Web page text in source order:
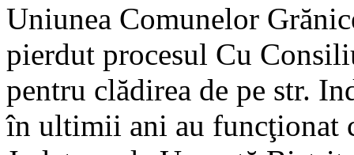
Uniunea Comunelor
pierdut procesul Cu
pentru clădirea de pe str.
în ultimii ani au funcţionat